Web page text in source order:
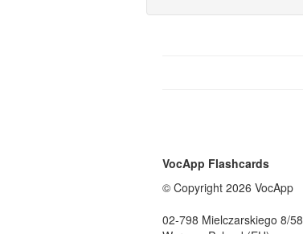
VocApp Flashcards
© Copyright 2026 VocApp
02-798 Mielczarskiego 8/58